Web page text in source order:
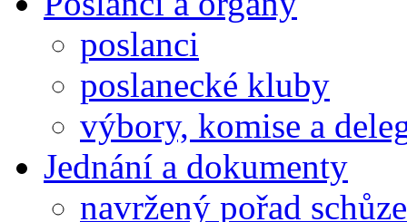
poslanci
poslanecké kluby
výbory, komise a
Jednání a dokumenty
navržený pořad schůze